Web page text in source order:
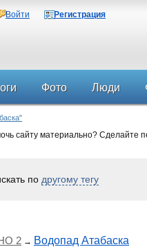
Войти Регистрация
Фото Люди
сайту материально? Сделайте
по другому тегу
2 → Водопад Атабаска